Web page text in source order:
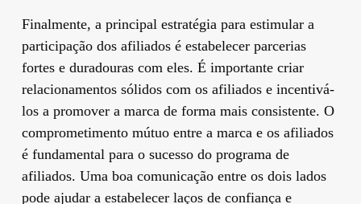
Finalmente, a principal estratégia para estimular a
participação dos afiliados é estabelecer parcerias
fortes e duradouras com eles. É importante criar
relacionamentos sólidos com os afiliados e incentivá-
los a promover a marca de forma mais consistente. O
comprometimento mútuo entre a marca e os afiliados
é fundamental para o sucesso do programa de
afiliados. Uma boa comunicação entre os dois lados
pode ajudar a estabelecer laços de confiança e